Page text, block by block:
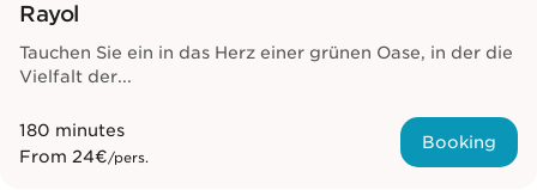
Rayol
Tauchen Sie ein in das Herz einer grünen Oase, in der die
Vielfalt der...
180 minutes
From 24€/pers.
Booking